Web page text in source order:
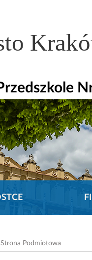
Strona Podmiotowa